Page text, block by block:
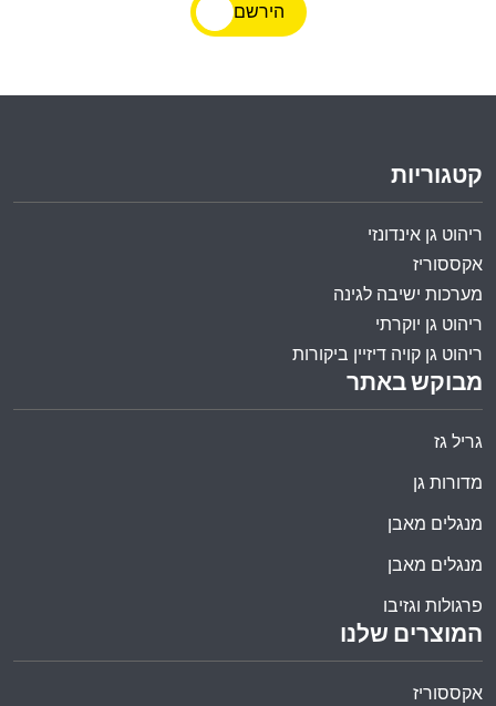
הירשם
המוצרים שלנו
אקססוריז
מבוקש באתר
גריל גז
מדורות גן
מנגלים מאבן
מנגלים מאבן
פרגולות וגזיבו
קטגוריות
ריהוט גן אינדונזי
אקססוריז
מערכות ישיבה לגינה
ריהוט גן יוקרתי
ריהוט גן קויה דיזיין ביקורות